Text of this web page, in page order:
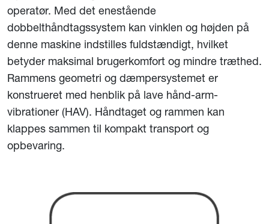
operatør. Med det enestående
dobbelthåndtagssystem kan vinklen og højden på
denne maskine indstilles fuldstændigt, hvilket
betyder maksimal brugerkomfort og mindre træthed.
Rammens geometri og dæmpersystemet er
konstrueret med henblik på lave hånd-arm-
vibrationer (HAV). Håndtaget og rammen kan
klappes sammen til kompakt transport og
opbevaring.